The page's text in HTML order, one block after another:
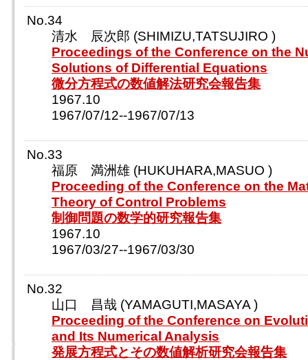
No.34
清水 辰次郎 (SHIMIZU,TATSUJIRO )
Proceedings of the Conference on the
Solutions of Differential Equations
微分方程式の数値解法研究会報告集
1967.10
1967/07/12--1967/07/13
No.33
福原 満洲雄 (HUKUHARA,MASUO )
Proceeding of the Conference on the
Theory of Control Problems
制御問題の数学的研究報告集
1967.10
1967/03/27--1967/03/30
No.32
山口 昌哉 (YAMAGUTI,MASAYA )
Proceeding of the Conference on
and Its Numerical Analysis
発展方程式とその数値解析研究会報告集